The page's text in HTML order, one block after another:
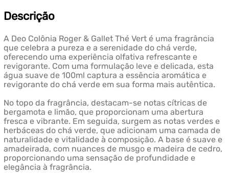
Descrição
A Deo Colônia Roger & Gallet Thé Vert é uma fragrância
que celebra a pureza e a serenidade do chá verde,
oferecendo uma experiência olfativa refrescante e
revigorante. Com uma formulação leve e delicada, esta
água suave de 100ml captura a essência aromática e
revigorante do chá verde em sua forma mais autêntica.
No topo da fragrância, destacam-se notas cítricas de
bergamota e limão, que proporcionam uma abertura
fresca e vibrante. Em seguida, surgem as notas verdes e
herbáceas do chá verde, que adicionam uma camada de
naturalidade e vitalidade à composição. A base é suave e
amadeirada, com nuances de musgo e madeira de cedro,
proporcionando uma sensação de profundidade e
elegância à fragrância.